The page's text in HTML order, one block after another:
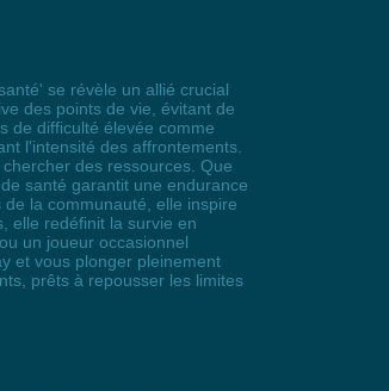
se révèle un allié crucial
des points de vie, évitant de
de difficulté élevée comme
l'intensité des affrontements.
des ressources. Que
santé garantit une endurance
la communauté, elle inspire
elle redéfinit la survie en
un joueur occasionnel
et vous plonger pleinement
prêts à repousser les limites